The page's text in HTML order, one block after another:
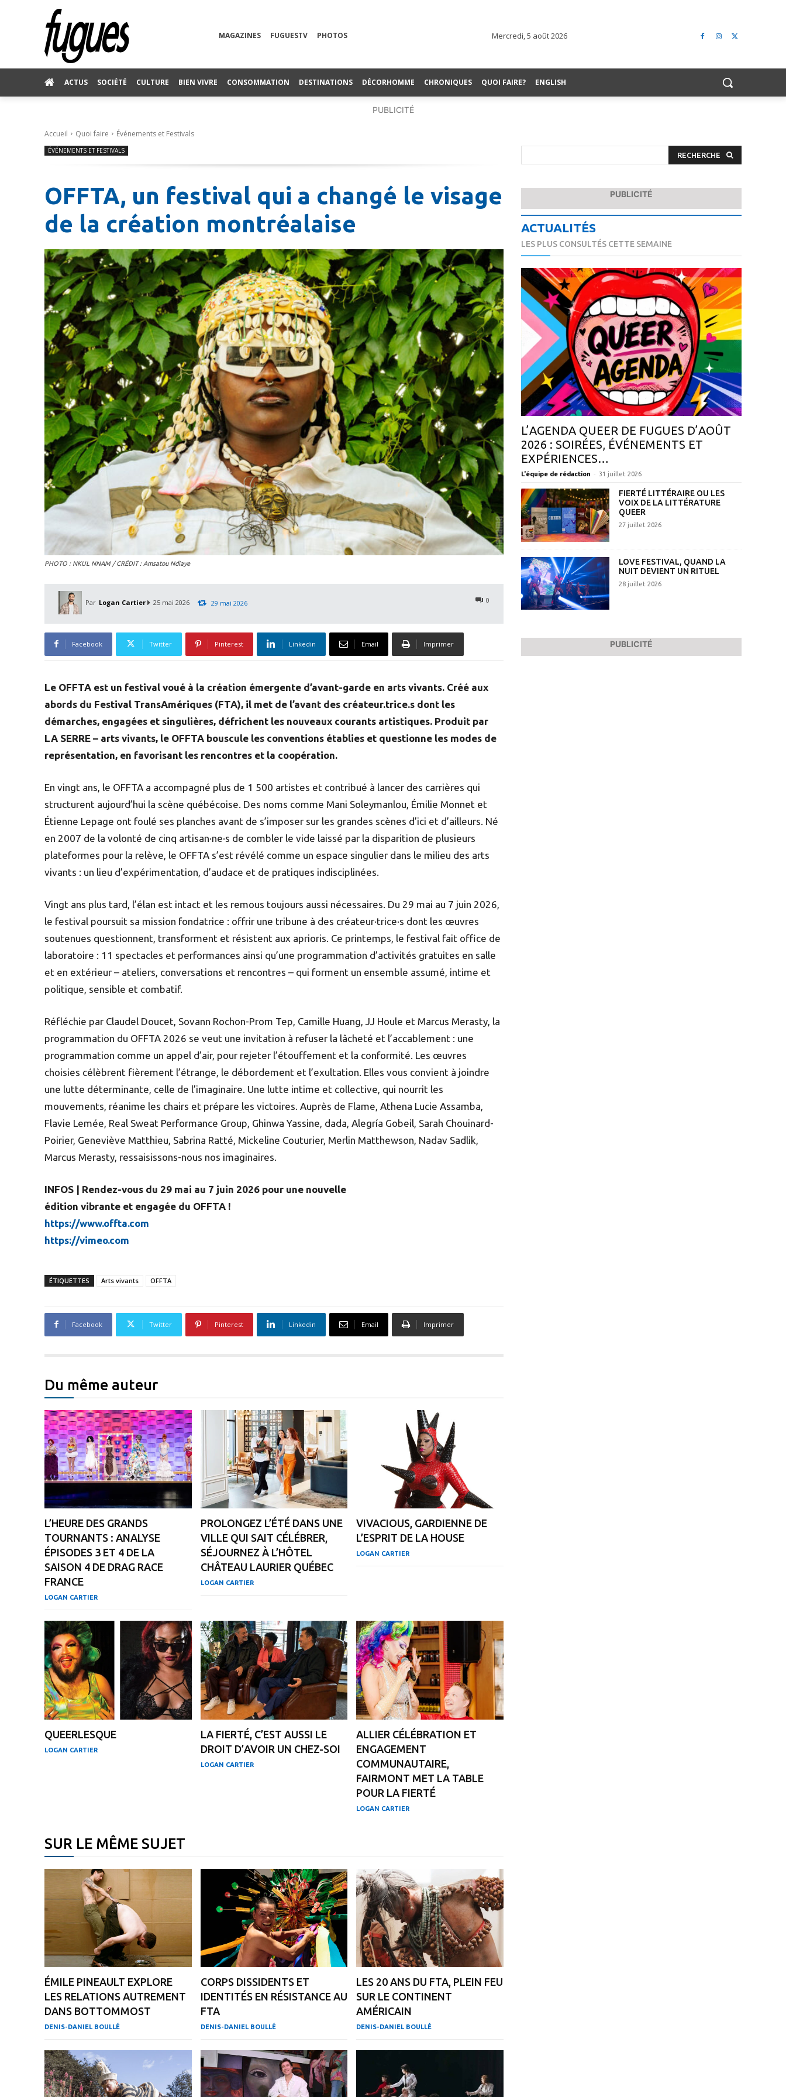
MAGAZINES FUGUESTV PHOTOS Mercredi, 5 août 2026
ACTUS SOCIÉTÉ CULTURE BIEN VIVRE CONSOMMATION DESTINATIONS DÉCORHOMME CHRONIQUES QUOI FAIRE? ENGLISH
PUBLICITÉ
Accueil Quoi faire Événements et Festivals
ÉVÉNEMENTS ET FESTIVALS
OFFTA, un festival qui a changé le visage
de la création montréalaise
PHOTO : NKUL NNAM / CRÉDIT : Amsatou Ndiaye
Par Logan Cartier 25 mai 2026 0
29 mai 2026
Facebook Twitter Pinterest Linkedin Email Imprimer
Le OFFTA est un festival voué à la création émergente d’avant-garde en arts vivants. Créé aux
abords du Festival TransAmériques (FTA), il met de l’avant des créateur.trice.s dont les
démarches, engagées et singulières, défrichent les nouveaux courants artistiques. Produit par
LA SERRE – arts vivants, le OFFTA bouscule les conventions établies et questionne les modes de
représentation, en favorisant les rencontres et la coopération.
En vingt ans, le OFFTA a accompagné plus de 1 500 artistes et contribué à lancer des carrières qui
structurent aujourd’hui la scène québécoise. Des noms comme Mani Soleymanlou, Émilie Monnet et
Étienne Lepage ont foulé ses planches avant de s’imposer sur les grandes scènes d’ici et d’ailleurs. Né
en 2007 de la volonté de cinq artisan·ne·s de combler le vide laissé par la disparition de plusieurs
plateformes pour la relève, le OFFTA s’est révélé comme un espace singulier dans le milieu des arts
vivants : un lieu d’expérimentation, d’audace et de pratiques indisciplinées.
Vingt ans plus tard, l’élan est intact et les remous toujours aussi nécessaires. Du 29 mai au 7 juin 2026,
le festival poursuit sa mission fondatrice : offrir une tribune à des créateur·trice·s dont les œuvres
soutenues questionnent, transforment et résistent aux aprioris. Ce printemps, le festival fait office de
laboratoire : 11 spectacles et performances ainsi qu’une programmation d’activités gratuites en salle
et en extérieur – ateliers, conversations et rencontres – qui forment un ensemble assumé, intime et
politique, sensible et combatif.
Réfléchie par Claudel Doucet, Sovann Rochon-Prom Tep, Camille Huang, JJ Houle et Marcus Merasty, la
programmation du OFFTA 2026 se veut une invitation à refuser la lâcheté et l’accablement : une
programmation comme un appel d’air, pour rejeter l’étouffement et la conformité. Les œuvres
choisies célèbrent fièrement l’étrange, le débordement et l’exultation. Elles vous convient à joindre
une lutte déterminante, celle de l’imaginaire. Une lutte intime et collective, qui nourrit les
mouvements, réanime les chairs et prépare les victoires. Auprès de Flame, Athena Lucie Assamba,
Flavie Lemée, Real Sweat Performance Group, Ghinwa Yassine, dada, Alegría Gobeil, Sarah Chouinard-
Poirier, Geneviève Matthieu, Sabrina Ratté, Mickeline Couturier, Merlin Matthewson, Nadav Sadlik,
Marcus Merasty, ressaisissons-nous nos imaginaires.
INFOS | Rendez-vous du 29 mai au 7 juin 2026 pour une nouvelle
édition vibrante et engagée du OFFTA !
https://www.offta.com
https://vimeo.com
ÉTIQUETTES Arts vivants OFFTA
Facebook Twitter Pinterest Linkedin Email Imprimer
Du même auteur
L’HEURE DES GRANDS
TOURNANTS : ANALYSE
ÉPISODES 3 ET 4 DE LA
SAISON 4 DE DRAG RACE
FRANCE
LOGAN CARTIER
PROLONGEZ L’ÉTÉ DANS UNE
VILLE QUI SAIT CÉLÉBRER,
SÉJOURNEZ À L’HÔTEL
CHÂTEAU LAURIER QUÉBEC
LOGAN CARTIER
VIVACIOUS, GARDIENNE DE
L’ESPRIT DE LA HOUSE
LOGAN CARTIER
QUEERLESQUE
LOGAN CARTIER
LA FIERTÉ, C’EST AUSSI LE
DROIT D’AVOIR UN CHEZ-SOI
LOGAN CARTIER
ALLIER CÉLÉBRATION ET
ENGAGEMENT
COMMUNAUTAIRE,
FAIRMONT MET LA TABLE
POUR LA FIERTÉ
LOGAN CARTIER
SUR LE MÊME SUJET
ÉMILE PINEAULT EXPLORE
LES RELATIONS AUTREMENT
DANS BOTTOMMOST
DENIS-DANIEL BOULLÉ
CORPS DISSIDENTS ET
IDENTITÉS EN RÉSISTANCE AU
FTA
DENIS-DANIEL BOULLÉ
LES 20 ANS DU FTA, PLEIN FEU
SUR LE CONTINENT
AMÉRICAIN
DENIS-DANIEL BOULLÉ
RECHERCHE
PUBLICITÉ
ACTUALITÉS
LES PLUS CONSULTÉS CETTE SEMAINE
L’AGENDA QUEER DE FUGUES D’AOÛT
2026 : SOIRÉES, ÉVÉNEMENTS ET
EXPÉRIENCES…
L'équipe de rédaction - 31 juillet 2026
FIERTÉ LITTÉRAIRE OU LES
VOIX DE LA LITTÉRATURE
QUEER
27 juillet 2026
LOVE FESTIVAL, QUAND LA
NUIT DEVIENT UN RITUEL
28 juillet 2026
PUBLICITÉ